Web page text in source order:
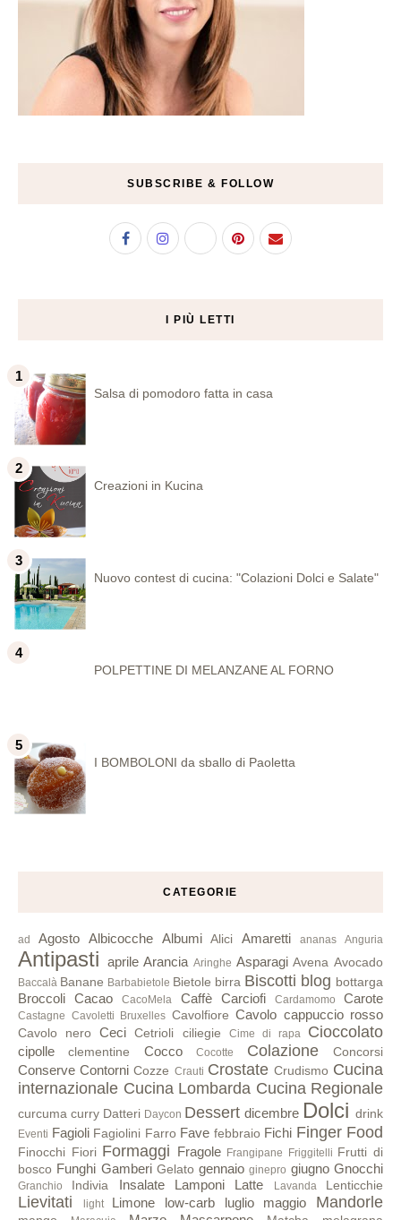
SUBSCRIBE & FOLLOW
I PIÙ LETTI
Salsa di pomodoro fatta in casa
Creazioni in Kucina
Nuovo contest di cucina: "Colazioni Dolci e Salate"
POLPETTINE DI MELANZANE AL FORNO
I BOMBOLONI da sballo di Paoletta
CATEGORIE
ad Agosto Albicocche Albumi Alici Amaretti ananas Anguria
Antipasti aprile Arancia Aringhe Asparagi Avena Avocado
Baccalà Banane Barbabietole Bietole birra Biscotti blog bottarga
Broccoli Cacao CacoMela Caffè Carciofi Cardamomo Carote
Castagne Cavoletti Bruxelles Cavolfiore Cavolo cappuccio rosso
Cavolo nero Ceci Cetrioli ciliegie Cime di rapa Cioccolato
cipolle clementine Cocco Cocotte Colazione Concorsi
Conserve Contorni Cozze Crauti Crostate Crudismo Cucina
internazionale Cucina Lombarda Cucina Regionale
curcuma curry Datteri Daycon Dessert dicembre Dolci drink
Eventi Fagioli Fagiolini Farro Fave febbraio Fichi Finger Food
Finocchi Fiori Formaggi Fragole Frangipane Friggitelli Frutti di
bosco Funghi Gamberi Gelato gennaio ginepro giugno Gnocchi
Granchio Indivia Insalate Lamponi Latte Lavanda Lenticchie
Lievitati light Limone low-carb luglio maggio Mandorle